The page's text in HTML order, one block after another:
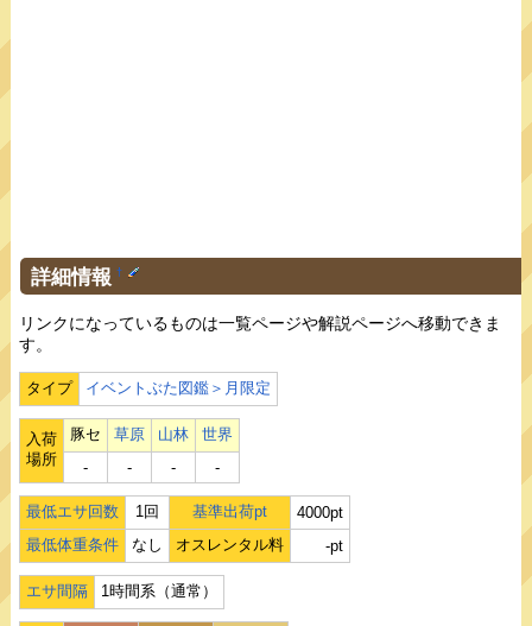
詳細情報 †
リンクになっているものは一覧ページや解説ページへ移動できま
す。
タイプ イベントぶた図鑑＞月限定
入荷
場所
豚セ 草原 山林
世界
‐
‐ ‐ ‐
最低エサ回数 1回 基準出荷pt
4000pt
最低体重条件
なし オスレンタル料 -pt
エサ間隔 1時間系（通常）